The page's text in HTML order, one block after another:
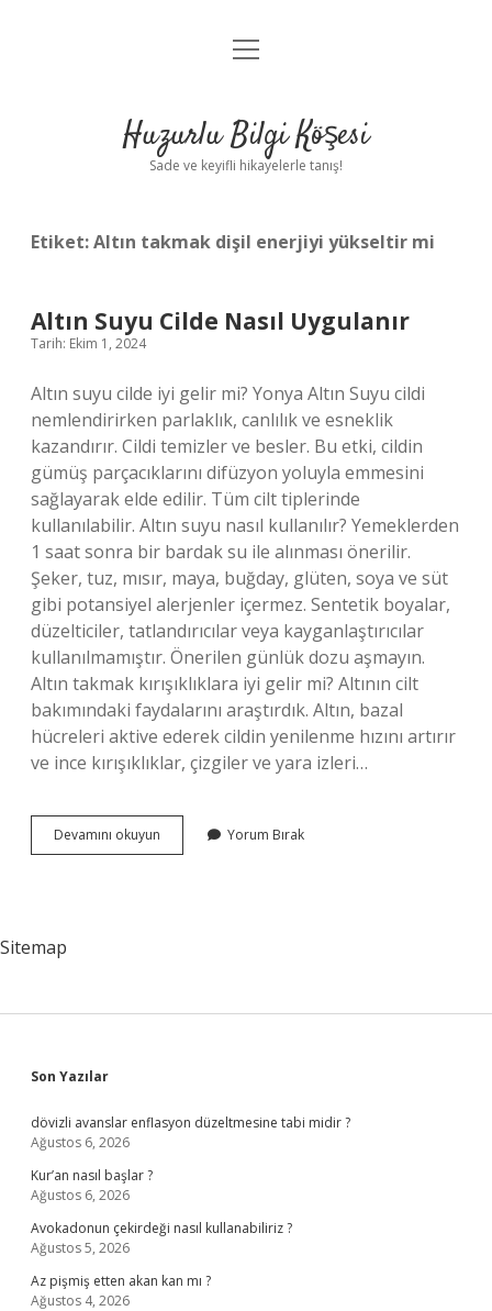
Anasayfa
Yasal Uyarı
menüyü
Huzurlu Bilgi Köşesi
Sade ve keyifli hikayelerle tanış!
Etiket:Altın takmak dişil enerjiyi yükseltir mi
Altın Suyu Cilde Nasıl Uygulanır
Tarih: Ekim 1, 2024
Altın suyu cilde iyi gelir mi? Yonya Altın Suyu cildi
nemlendirirken parlaklık, canlılık ve esneklik
kazandırır. Cildi temizler ve besler. Bu etki, cildin
gümüş parçacıklarını difüzyon yoluyla emmesini
sağlayarak elde edilir. Tüm cilt tiplerinde
kullanılabilir. Altın suyu nasıl kullanılır? Yemeklerden
1 saat sonra bir bardak su ile alınması önerilir.
Şeker, tuz, mısır, maya, buğday, glüten, soya ve süt
gibi potansiyel alerjenler içermez. Sentetik boyalar,
düzelticiler, tatlandırıcılar veya kayganlaştırıcılar
kullanılmamıştır. Önerilen günlük dozu aşmayın.
Altın takmak kırışıklıklara iyi gelir mi? Altının cilt
bakımındaki faydalarını araştırdık. Altın, bazal
hücreleri aktive ederek cildin yenilenme hızını artırır
ve ince kırışıklıklar, çizgiler ve yara izleri…
Devamını okuyun
Suyu
Yorum Bırak
Sitemap
Sidebar
Son Yazılar
dövizli avanslar enflasyon düzeltmesine tabi midir ?
Ağustos 6, 2026
Kur’an nasıl başlar ?
Ağustos 6, 2026
Avokadonun çekirdeği nasıl kullanabiliriz ?
Ağustos 5, 2026
Az pişmiş etten akan kan mı ?
Ağustos 4, 2026